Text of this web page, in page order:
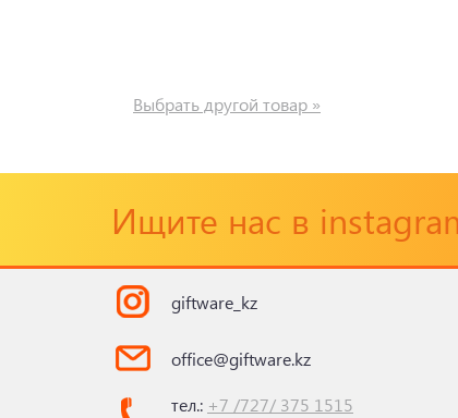
Выбрать другой товар »
Ищите нас в
giftware_kz
office@giftware.kz
тел.: +7 /727/ 375 1515